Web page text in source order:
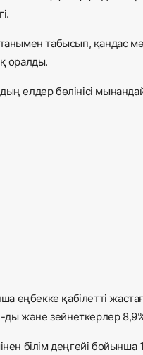
табысып, қандас
оралды.
елдер бөлінісі
қабілетті
ды және зейнеткерлер
білім деңгейі